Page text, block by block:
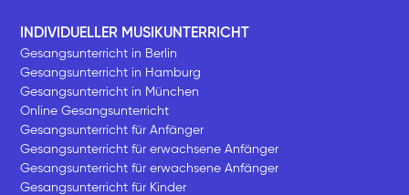
INDIVIDUELLER MUSIKUNTERRICHT
Gesangsunterricht in Berlin
Gesangsunterricht in Hamburg
Gesangsunterricht in München
Online Gesangsunterricht
Gesangsunterricht für Anfänger
Gesangsunterricht für erwachsene Anfänger
Gesangsunterricht für erwachsene Anfänger
Gesangsunterricht für Kinder